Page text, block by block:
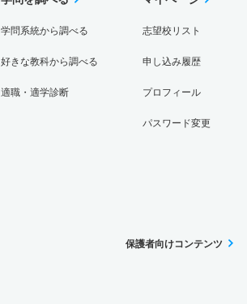
学問系統から調べる
好きな教科から調べる
適職・適学診断
志望校リスト
申し込み履歴
プロフィール
パスワード変更
保護者向けコンテンツ